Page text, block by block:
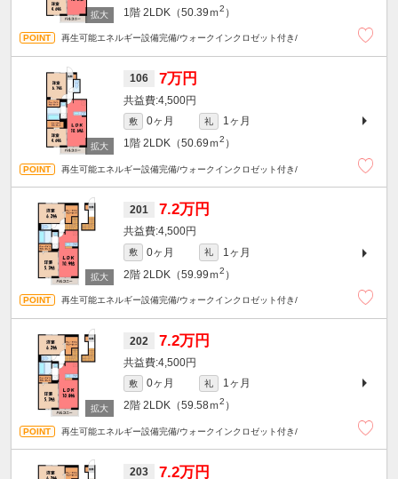
1階 2LDK（50.39ｍ2 ）
再生可能エネルギー設備完備/ウォークインクロゼット付き/
106 7万円
4,500円
敷 0ヶ月 礼
1ヶ月
1階 2LDK（50.69ｍ2 ）
再生可能エネルギー設備完備/ウォークインクロゼット付き/
201 7.2万円
4,500円
敷 0ヶ月 礼
1ヶ月
2階 2LDK（59.99ｍ2 ）
再生可能エネルギー設備完備/ウォークインクロゼット付き/
202 7.2万円
4,500円
敷 0ヶ月 礼
1ヶ月
2階 2LDK（59.58ｍ2 ）
再生可能エネルギー設備完備/ウォークインクロゼット付き/
203 7.2万円